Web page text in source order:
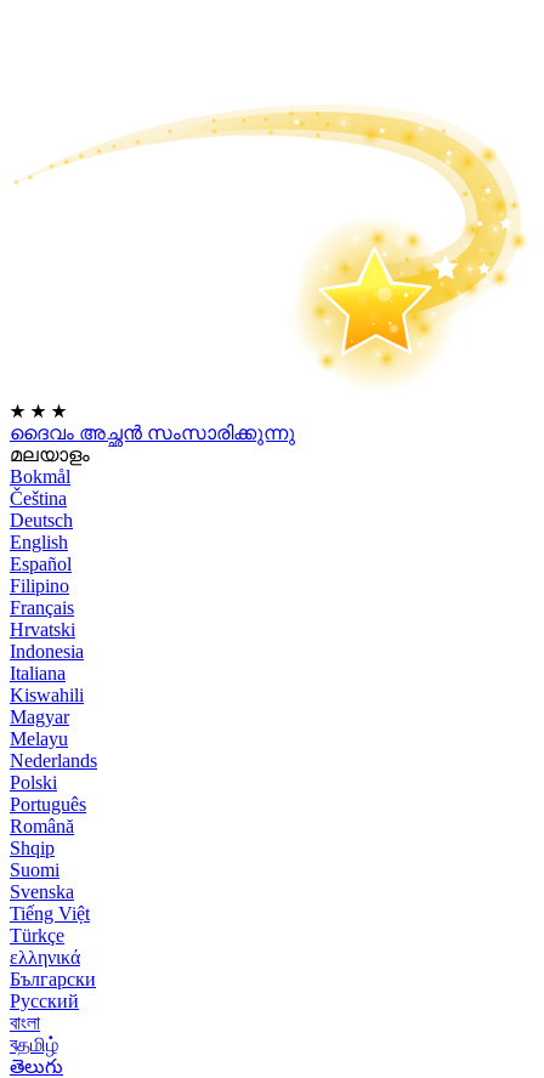
★ ★ ★
ദൈവം അച്ഛൻ സംസാരിക്കുന്നു
മലയാളം
Bokmål
Čeština
Deutsch
English
Español
Filipino
Français
Hrvatski
Indonesia
Italiana
Kiswahili
Magyar
Melayu
Nederlands
Polski
Português
Română
Shqip
Suomi
Svenska
Tiếng Việt
Türkçe
ελληνικά
Български
Русский
বাংলা
বதமிழ்
తెలుగు